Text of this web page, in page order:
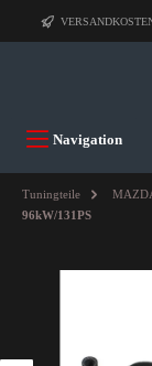
Navigation
Tuningteile
96kW/131PS